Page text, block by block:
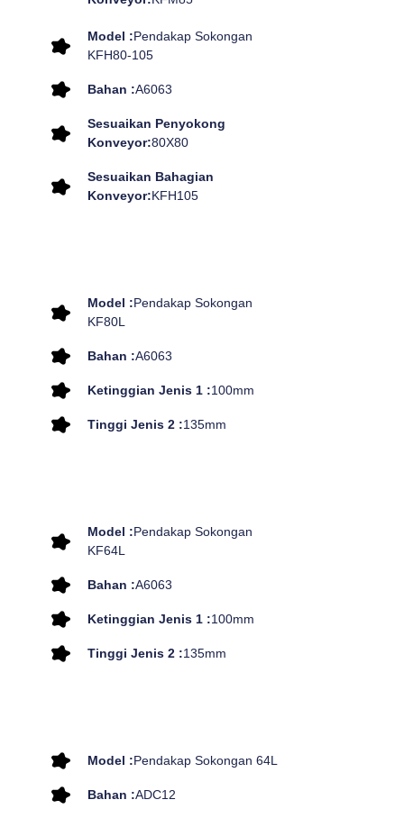
Model :Pendakap Sokongan
KFH80-105
Bahan :A6063
Sesuaikan Penyokong
Konveyor:80X80
Sesuaikan Bahagian
Konveyor:KFH105
Model :Pendakap Sokongan
KF80L
Bahan :A6063
Ketinggian Jenis 1 :100mm
Tinggi Jenis 2 :135mm
Model :Pendakap Sokongan
KF64L
Bahan :A6063
Ketinggian Jenis 1 :100mm
Tinggi Jenis 2 :135mm
Model :Pendakap Sokongan 64L
Bahan :ADC12